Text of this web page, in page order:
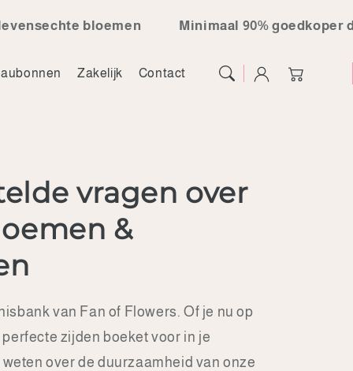
bloemen Minimaal 90% goedkoper dan verse
Zakelijk Contact Winkelwagen
vragen over
&
van Fan of Flowers. Of je nu op
zijden boeket voor in je
over de duurzaamheid van onze